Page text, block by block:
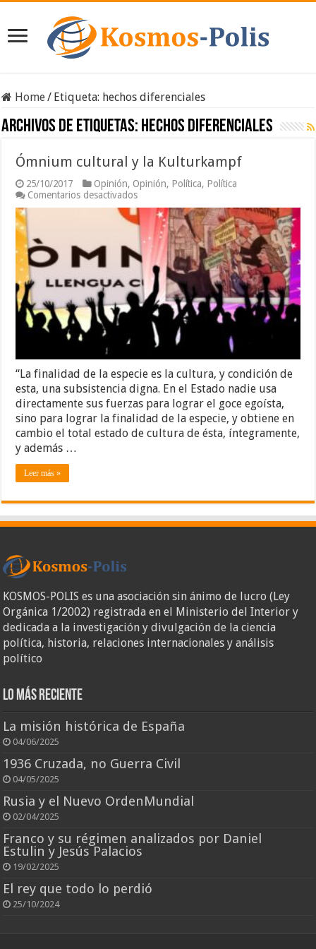
Home/ Etiqueta: hechos diferenciales
Archivos de etiquetas: hechos diferenciales
Ómnium cultural y la Kulturkampf
25/10/2017 Opinión, Opinión, Política, Política
Comentarios desactivadosen
Ómnium
cultural
y
la
Kulturkampf
“La finalidad de la especie es la cultura, y condición de
esta, una subsistencia digna. En el Estado nadie usa
directamente sus fuerzas para lograr el goce egoísta,
sino para lograr la finalidad de la especie, y obtiene en
cambio el total estado de cultura de ésta, íntegramente,
y además …
Leer más »
KOSMOS-POLIS es una asociación sin ánimo de lucro (Ley
Orgánica 1/2002) registrada en el Ministerio del Interior y
dedicada a la investigación y divulgación de la ciencia
política, historia, relaciones internacionales y análisis
político
Lo más reciente
La misión histórica de España
04/06/2025
1936 Cruzada, no Guerra Civil
04/05/2025
Rusia y el Nuevo OrdenMundial
02/04/2025
Franco y su régimen analizados por Daniel
Estulin y Jesús Palacios
19/02/2025
El rey que todo lo perdió
25/10/2024